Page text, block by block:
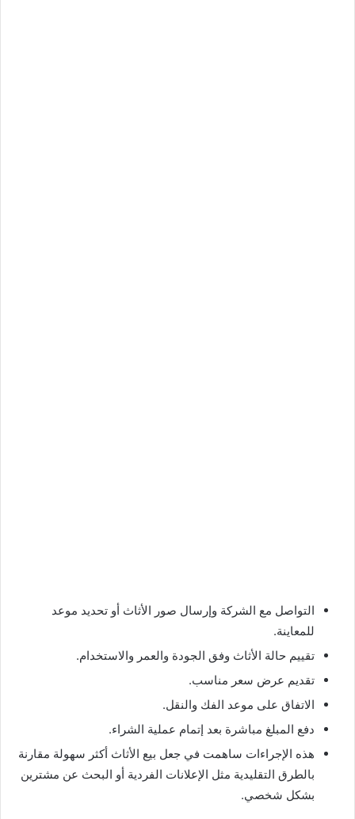
التواصل مع الشركة وإرسال صور الأثاث أو تحديد موعد
للمعاينة.
تقييم حالة الأثاث وفق الجودة والعمر والاستخدام.
تقديم عرض سعر مناسب.
الاتفاق على موعد الفك والنقل.
دفع المبلغ مباشرة بعد إتمام عملية الشراء.
هذه الإجراءات ساهمت في جعل بيع الأثاث أكثر سهولة مقارنة
بالطرق التقليدية مثل الإعلانات الفردية أو البحث عن مشترين
بشكل شخصي.